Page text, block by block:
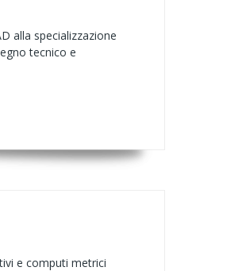
alla specializzazione
tecnico e
e computi metrici